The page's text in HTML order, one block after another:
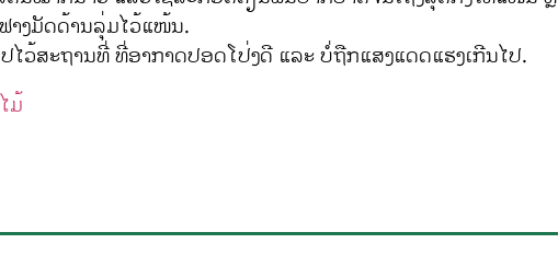
າງມັດດ້ານລຸ່ມໄວ້ແໜ້ນ.
ໄວ້ສະຖານທີ່ ທີ່ອາກາດປອດໂປ່ງດີ ແລະ ບໍ່ຖືກແສງແດດແຮງເກີນໄປ.
ມ້